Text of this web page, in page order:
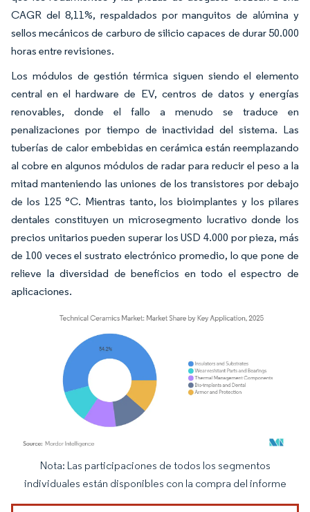
CAGR del 8,11%, respaldados por manguitos de alúmina y
sellos mecánicos de carburo de silicio capaces de durar 50.000
horas entre revisiones.
Los módulos de gestión térmica siguen siendo el elemento
central en el hardware de EV, centros de datos y energías
renovables, donde el fallo a menudo se traduce en
penalizaciones por tiempo de inactividad del sistema. Las
tuberías de calor embebidas en cerámica están reemplazando
al cobre en algunos módulos de radar para reducir el peso a la
mitad manteniendo las uniones de los transistores por debajo
de los 125 °C. Mientras tanto, los bioimplantes y los pilares
dentales constituyen un microsegmento lucrativo donde los
precios unitarios pueden superar los USD 4.000 por pieza, más
de 100 veces el sustrato electrónico promedio, lo que pone de
relieve la diversidad de beneficios en todo el espectro de
aplicaciones.
Imagen © Mordor Intelligence. El uso requiere atribución según CC BY 4.0.
Nota: Las participaciones de todos los segmentos
individuales están disponibles con la compra del informe